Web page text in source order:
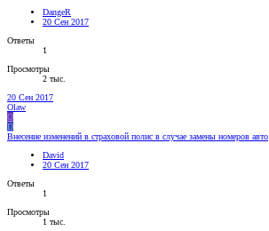
DangeR
20 Сен 2017
Ответы
1
Просмотры
2 тыс.
20 Сен 2017
Olaw
O
D
Внесение изменений в страховой полис в случае замены номеров авто
David
20 Сен 2017
Ответы
1
Просмотры
1 тыс.